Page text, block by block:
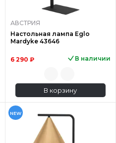
АВСТРИЯ
Настольная лампа Eglo
Mardyke 43646
6 290 ₽ В наличии
В корзину
NEW